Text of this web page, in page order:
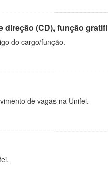
(CD), função
do cargo/função.
de vagas na Unifei.